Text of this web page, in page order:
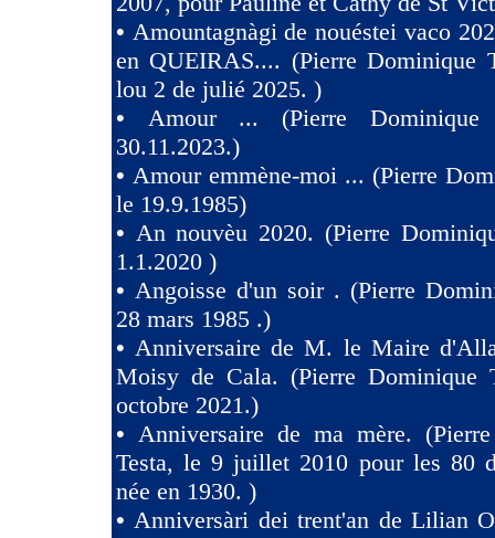
• Amountagnàgi de nouéstei vaco
en QUEIRAS.... (Pierre Dominique
lou 2 de julié 2025. )
• Amour ... (Pierre Dominique
30.11.2023.)
• Amour emmène-moi ... (Pierre
le 19.9.1985)
• An nouvèu 2020. (Pierre
1.1.2020 )
• Angoisse d'un soir . (Pierre
28 mars 1985 .)
•Anniversaire de M. le Maire
Moisy de Cala. (Pierre Dominique
octobre 2021.)
• Anniversaire de ma mère.
Testa, le 9 juillet 2010 pour les 80
née en 1930. )
•Anniversàri dei trent'an de Lilian